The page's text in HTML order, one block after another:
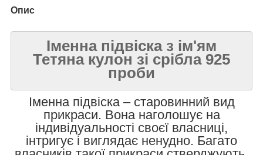
Опис
Іменна підвіска з ім'ям
Тетяна кулон зі срібла 925
проби
Іменна підвіска – старовинний вид
прикраси. Вона наголошує на
індивідуальності своєї власниці,
інтригує і виглядає ненудно. Багато